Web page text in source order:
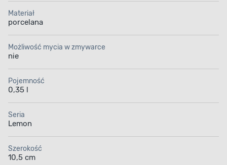
Materiał
porcelana
Możliwość mycia w zmywarce
nie
Pojemność
0,35 l
Seria
Lemon
Szerokość
10,5 cm